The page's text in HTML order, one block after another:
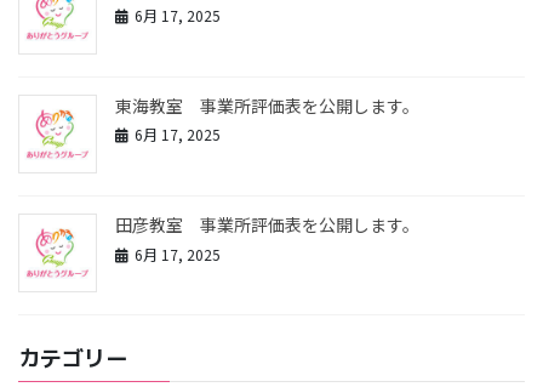
6月 17, 2025
東海教室 事業所評価表を公開します。
6月 17, 2025
田彦教室 事業所評価表を公開します。
6月 17, 2025
カテゴリー